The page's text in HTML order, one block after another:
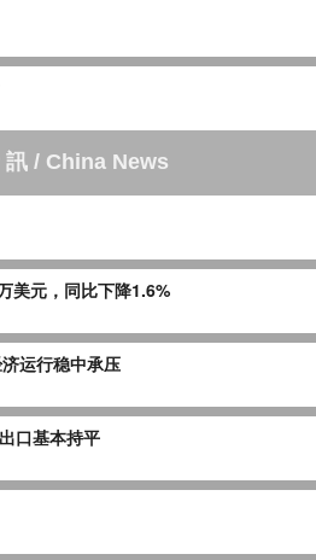
訊 / China News
美元，同比下降1.6%
运行稳中承压
口基本持平